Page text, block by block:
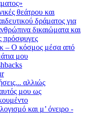
θεάτρου και
δράματος για
δικαιώματα και
πρόσφυγες
– Ο κόσμος μέσα από
μου
αλλιώς
μου ως
και μ’ όνειρο -